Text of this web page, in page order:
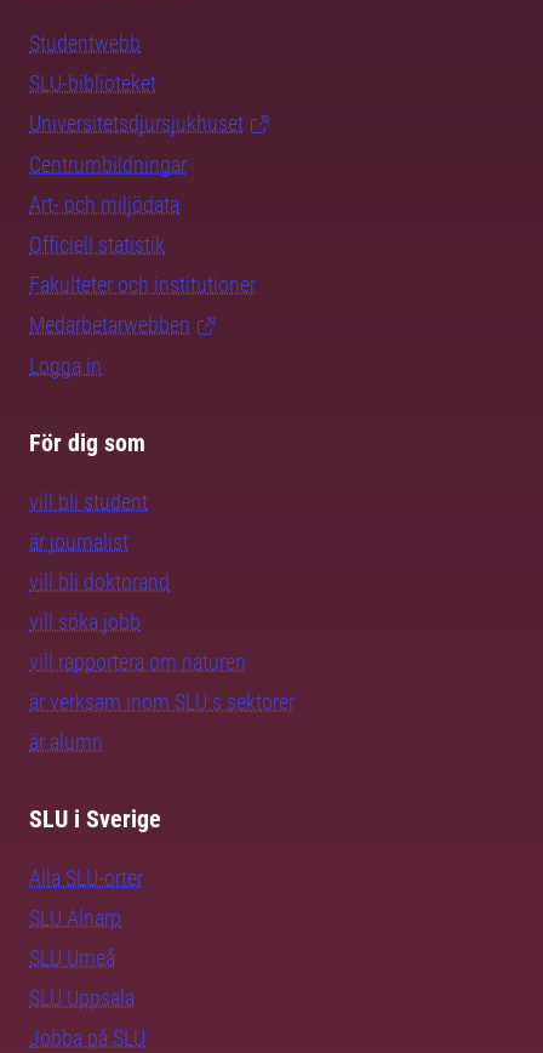
Studentwebb
SLU-biblioteket
Universitetsdjursjukhuset
Centrumbildningar
Art- och miljödata
Officiell statistik
Fakulteter och institutioner
Medarbetarwebben
Logga in
För dig som
vill bli student
är journalist
vill bli doktorand
vill söka jobb
vill rapportera om naturen
är verksam inom SLU:s sektorer
är alumn
SLU i Sverige
Alla SLU-orter
SLU Alnarp
SLU Umeå
SLU Uppsala
Jobba på SLU